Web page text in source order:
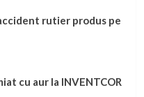
rutier produs pe
cu aur la INVENTCOR